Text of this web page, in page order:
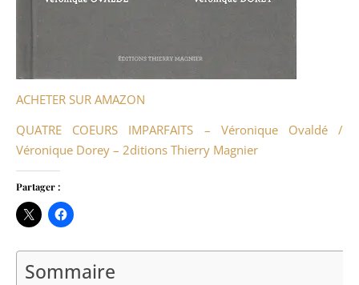
ACHETER SUR AMAZON
QUATRE COEURS IMPARFAITS – Véronique Ovaldé /
Véronique Dorey – 2ditions Thierry Magnier
Partager :
Sommaire